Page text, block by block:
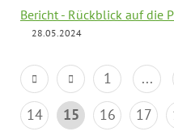
Bericht - Rückblick auf die
28.05.2024
1 ...
14
15 16 17